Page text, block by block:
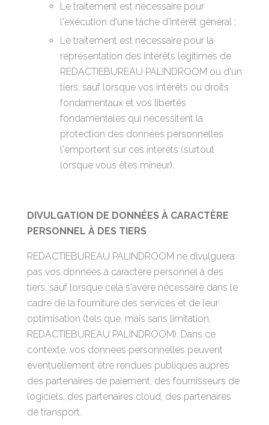
Le traitement est nécessaire pour
l'exécution d'une tâche d'intérêt général ;
Le traitement est nécessaire pour la
représentation des intérêts légitimes de
REDACTIEBUREAU PALINDROOM ou d'un
tiers, sauf lorsque vos intérêts ou droits
fondamentaux et vos libertés
fondamentales qui nécessitent la
protection des données personnelles
l'emportent sur ces intérêts (surtout
lorsque vous êtes mineur).
DIVULGATION DE DONNÉES À CARACTÈRE
PERSONNEL À DES TIERS
REDACTIEBUREAU PALINDROOM ne divulguera
pas vos données à caractère personnel à des
tiers, sauf lorsque cela s'avère nécessaire dans le
cadre de la fourniture des services et de leur
optimisation (tels que, mais sans limitation,
REDACTIEBUREAU PALINDROOM). Dans ce
contexte, vos données personnelles peuvent
éventuellement être rendues publiques auprès
des partenaires de paiement, des fournisseurs de
logiciels, des partenaires cloud, des partenaires
de transport.